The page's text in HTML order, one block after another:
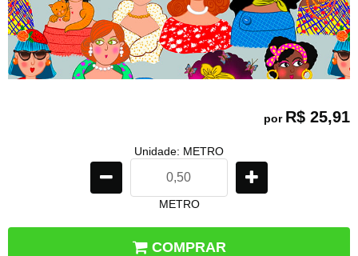
por R$ 25,91
Unidade: METRO
METRO
COMPRAR